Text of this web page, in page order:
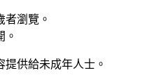
者瀏覽。
。
供給未成年人士。